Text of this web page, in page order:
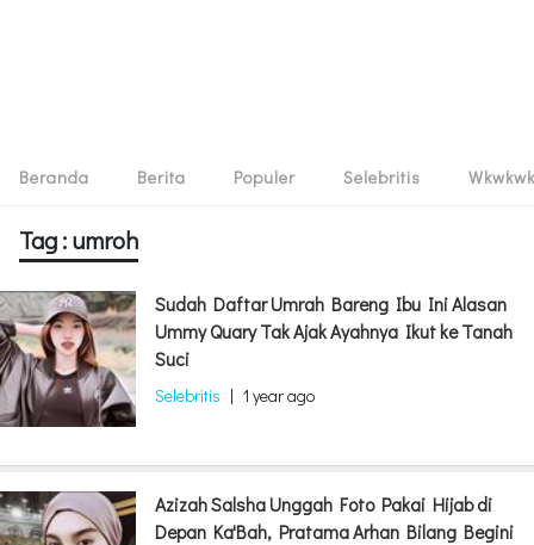
Beranda Berita Populer Selebritis Wkwkwk
Tag : umroh
Sudah Daftar Umrah Bareng Ibu Ini Alasan
Ummy Quary Tak Ajak Ayahnya Ikut ke Tanah
Suci
Selebritis | 1 year ago
Azizah Salsha Unggah Foto Pakai Hijab di
Depan Ka'Bah, Pratama Arhan Bilang Begini